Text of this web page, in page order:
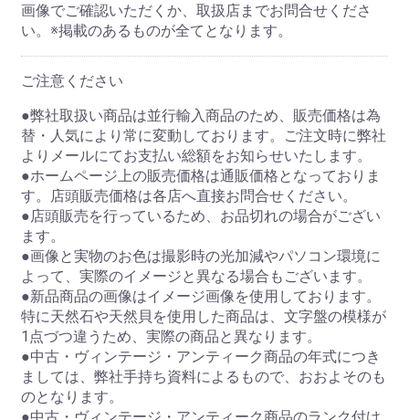
画像でご確認いただくか、取扱店までお問合せくださ
い。※掲載のあるものが全てとなります。
ご注意ください
●弊社取扱い商品は並行輸入商品のため、販売価格は為
替・人気により常に変動しております。ご注文時に弊社
よりメールにてお支払い総額をお知らせいたします。
●ホームページ上の販売価格は通販価格となっておりま
す。店頭販売価格は各店へ直接お問合せください。
●店頭販売を行っているため、お品切れの場合がござい
ます。
●画像と実物のお色は撮影時の光加減やパソコン環境に
よって、実際のイメージと異なる場合もございます。
●新品商品の画像はイメージ画像を使用しております。
特に天然石や天然貝を使用した商品は、文字盤の模様が
1点づつ違うため、実際の商品と異なります。
●中古・ヴィンテージ・アンティーク商品の年式につき
ましては、弊社手持ち資料によるもので、おおよそのも
のとなります。